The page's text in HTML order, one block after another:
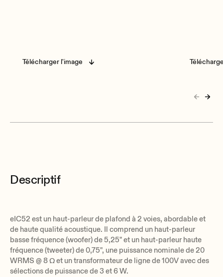
Télécharger l'image
Descriptif
eIC52 est un haut-parleur de plafond à 2 voies, abordable et
de haute qualité acoustique. Il comprend un haut-parleur
basse fréquence (woofer) de 5,25" et un haut-parleur haute
fréquence (tweeter) de 0,75", une puissance nominale de 20
WRMS @ 8 Ω et un transformateur de ligne de 100V avec des
sélections de puissance de 3 et 6 W.